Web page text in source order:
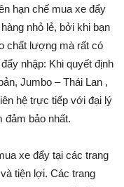
hạn chế mua xe đẩy
nhỏ lẻ, bởi khi bạn
chất lượng mà rất có
nhập: Khi quyết định
Jumbo – Thái Lan ,
hệ trực tiếp với đại lý
đảm bảo nhất.
xe đẩy tại các trang
tiện lợi. Các trang